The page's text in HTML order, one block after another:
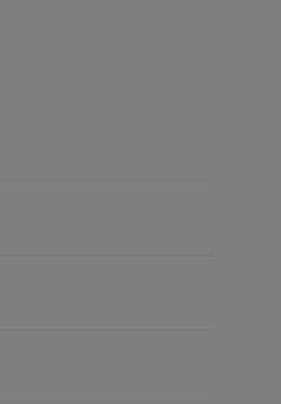
Schermtype
voor Ultra HD of HD
voor Schermresolutie